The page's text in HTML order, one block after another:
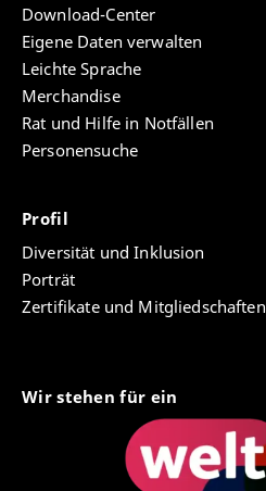
Download-Center
Eigene Daten verwalten
Leichte Sprache
Merchandise
Rat und Hilfe in Notfällen
Personensuche
Profil
Diversität und Inklusion
Porträt
Zertifikate und Mitgliedschaften
Wir stehen für ein